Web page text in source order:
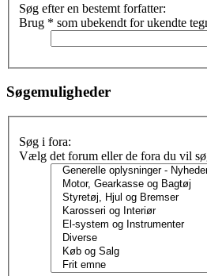
Søg efter en bestemt forfatter:
Brug * som ubekendt for ukendte
Søgemuligheder
Søg i fora:
Vælg det forum eller de fora du vil